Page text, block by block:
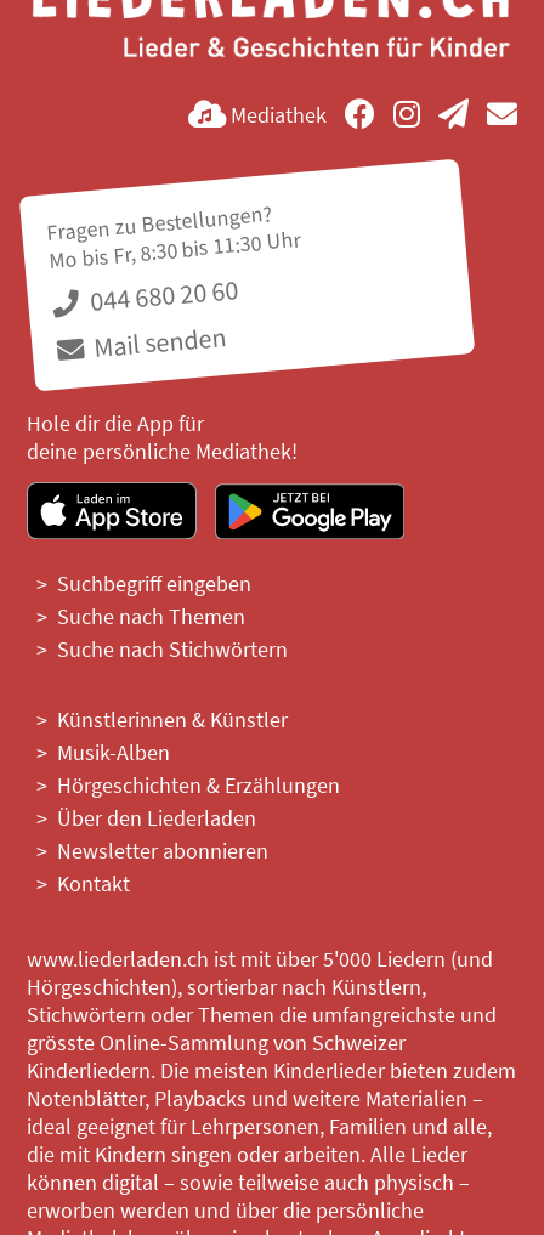
Mediathek
Fragen zu Bestellungen?
Mo bis Fr, 8:30 bis 11:30 Uhr
044 680 20 60
Mail senden
Hole dir die App für
deine persönliche Mediathek!
Suchbegriff eingeben
Suche nach Themen
Suche nach Stichwörtern
Künstlerinnen & Künstler
Musik-Alben
Hörgeschichten & Erzählungen
Über den Liederladen
Newsletter abonnieren
Kontakt
www.liederladen.ch ist mit über 5'000 Liedern (und
Hörgeschichten), sortierbar nach Künstlern,
Stichwörtern oder Themen die umfangreichste und
grösste Online-Sammlung von Schweizer
Kinderliedern. Die meisten Kinderlieder bieten zudem
Notenblätter, Playbacks und weitere Materialien –
ideal geeignet für Lehrpersonen, Familien und alle,
die mit Kindern singen oder arbeiten. Alle Lieder
können digital – sowie teilweise auch physisch –
erworben werden und über die persönliche